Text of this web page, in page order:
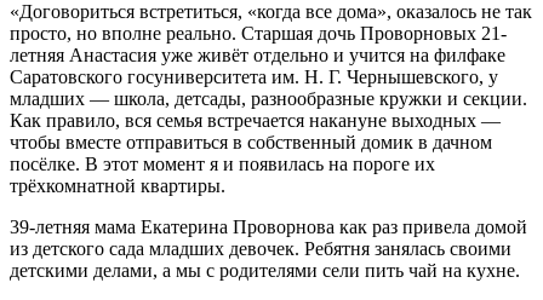
«Договориться встретиться, «когда все дома», оказалось не так
просто, но вполне реально. Старшая дочь Проворновых 21-
летняя Анастасия уже живёт отдельно и учится на филфаке
Саратовского госуниверситета им. Н. Г. Чернышевского, у
младших — школа, детсады, разнообразные кружки и секции.
Как правило, вся семья встречается накануне выходных —
чтобы вместе отправиться в собственный домик в дачном
посёлке. В этот момент я и появилась на пороге их
трёхкомнатной квартиры.
39-летняя мама Екатерина Проворнова как раз привела домой
из детского сада младших девочек. Ребятня занялась своими
детскими делами, а мы с родителями сели пить чай на кухне.